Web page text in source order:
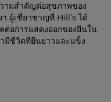
ามสำคัญต่อสุขภาพของ
ผู้เชี่ยวชาญที่ Hill’s ได้
ต่อการแสดงออกของยีนใน
ามีชีวิตที่ยืนยาวและแข็ง